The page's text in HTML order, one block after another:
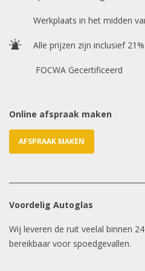
Werkplaats in het midden
Alle prijzen zijn inclusief
FOCWA Gecertificeerd
Online afspraak maken
AFSPRAAK MAKEN
Voordelig Autoglas
Wij leveren de ruit veelal binnen
bereikbaar voor spoedgevallen.